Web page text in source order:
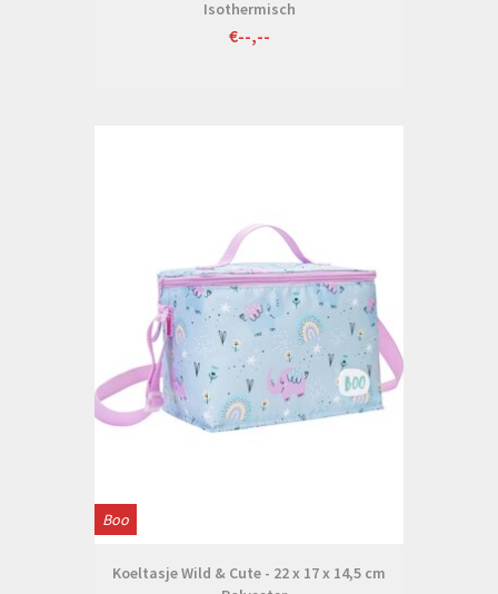
Isothermisch
€--,--
Boo
Koeltasje Wild & Cute - 22 x 17 x 14,5 cm